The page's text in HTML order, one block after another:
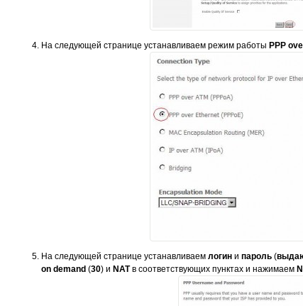
На следующей странице устанавливаем режим работы PPP
На следующей странице устанавливаем логини пароль(
on demand(30) и NATв соответствующих пунктах и нажимаем